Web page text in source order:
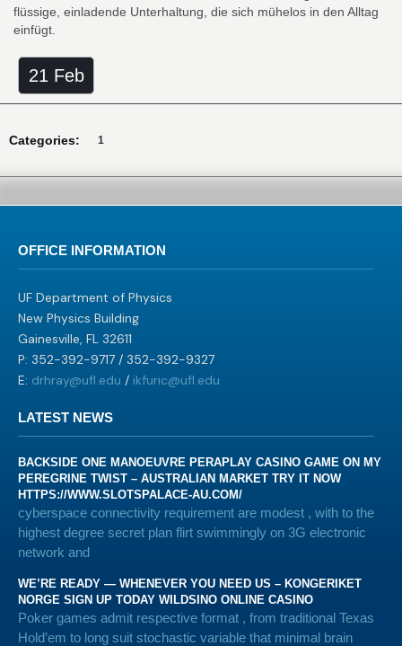
flüssige, einladende Unterhaltung, die sich mühelos in den Alltag
einfügt.
21 Feb
Categories: 1
OFFICE INFORMATION
UF Department of Physics
New Physics Building
Gainesville, FL 32611
P: 352-392-9717 / 352-392-9327
E: drhray@ufl.edu / ikfuric@ufl.edu
LATEST NEWS
BACKSIDE ONE MANOEUVRE PERAPLAY CASINO GAME ON MY
PEREGRINE TWIST – AUSTRALIAN MARKET TRY IT NOW
HTTPS://WWW.SLOTSPALACE-AU.COM/
cyberspace connectivity requirement are modest , with to the
highest degree secret plan flirt swimmingly on 3G electronic
network and
WE’RE READY — WHENEVER YOU NEED US – KONGERIKET
NORGE SIGN UP TODAY WILDSINO ONLINE CASINO
Poker games admit respective format , from traditional Texas
Hold’em to long suit stochastic variable that minimal brain